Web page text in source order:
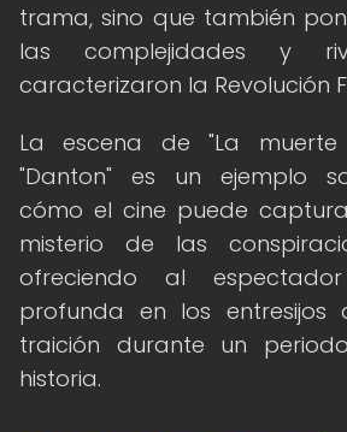
trama, sino que también
las complejidades y
caracterizaron la Revolución
La escena de "La
"Danton" es un ejemplo
cómo el cine puede
misterio de las
ofreciendo al
profunda en los
traición durante un
historia.